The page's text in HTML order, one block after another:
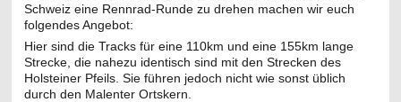
Schweiz eine Rennrad-Runde zu drehen machen wir euch
folgendes Angebot:
Hier sind die Tracks für eine 110km und eine 155km lange
Strecke, die nahezu identisch sind mit den Strecken des
Holsteiner Pfeils. Sie führen jedoch nicht wie sonst üblich
durch den Malenter Ortskern.